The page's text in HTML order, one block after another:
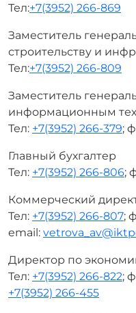
Тел:+7(3952) 266-869
Заместитель
строительству и
Тел:+7(3952) 266-809
Заместитель
информационным
Тел: +7(3952) 266-379;
Главный бухгалтер
Тел: +7(3952) 266-806;
Коммерческий
Тел: +7(3952) 266-807;
email:
Директор по
Тел: +7(3952) 266-822;
+7(3952) 266-455